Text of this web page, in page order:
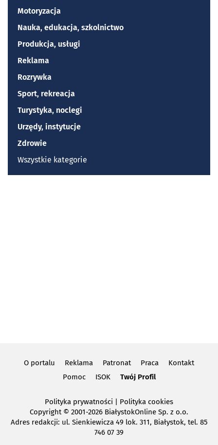
Motoryzacja
Nauka, edukacja, szkolnictwo
Produkcja, usługi
Reklama
Rozrywka
Sport, rekreacja
Turystyka, noclegi
Urzędy, instytucje
Zdrowie
Wszystkie kategorie
O portalu Reklama Patronat Praca
Kontakt
Pomoc
ISOK Twój Profil
Polityka prywatności | Polityka cookies
Copyright© 2001-2026 BiałystokOnline Sp. z o.o.
Adres redakcji: ul. Sienkiewicza 49 lok. 311, Białystok, tel. 85
746 07 39